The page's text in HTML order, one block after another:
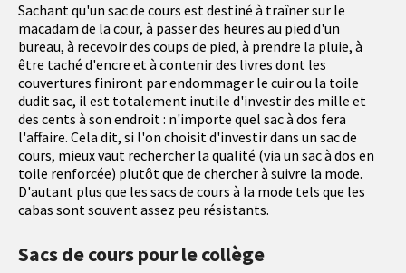
Sachant qu'un sac de cours est destiné à traîner sur le
macadam de la cour, à passer des heures au pied d'un
bureau, à recevoir des coups de pied, à prendre la pluie, à
être taché d'encre et à contenir des livres dont les
couvertures finiront par endommager le cuir ou la toile
dudit sac, il est totalement inutile d'investir des mille et
des cents à son endroit : n'importe quel sac à dos fera
l'affaire. Cela dit, si l'on choisit d'investir dans un sac de
cours, mieux vaut rechercher la qualité (via un sac à dos en
toile renforcée) plutôt que de chercher à suivre la mode.
D'autant plus que les sacs de cours à la mode tels que les
cabas sont souvent assez peu résistants.
Sacs de cours pour le collège